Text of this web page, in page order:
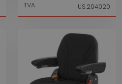
TVA
US.204020